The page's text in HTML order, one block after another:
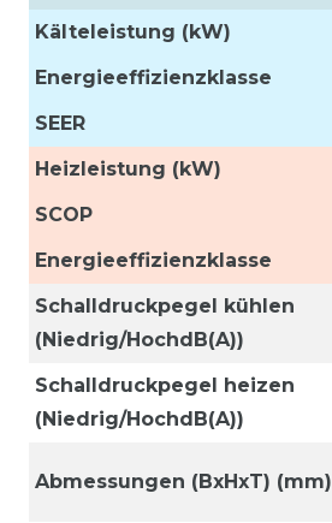
Kälteleistung (kW)
Energieeffizienzklasse
SEER
Heizleistung (kW)
SCOP
Energieeffizienzklasse
Schalldruckpegel kühlen
(Niedrig/HochdB(A))
Schalldruckpegel heizen
(Niedrig/HochdB(A))
Abmessungen (BxHxT) (mm)